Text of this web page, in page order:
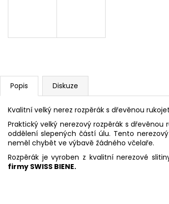
Popis Diskuze
Kvalitní velký nerez rozpěrák s dřevěnou
Praktický velký nerezový rozpěrák s
oddělení slepených částí úlu. Tento
neměl chybět ve výbavě žádného včelaře.
Rozpěrák je vyroben z kvalitní nerezové
firmy SWISS BIENE.